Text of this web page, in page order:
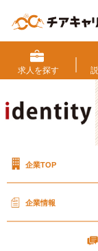
求人を探す
企業TOP
企業情報